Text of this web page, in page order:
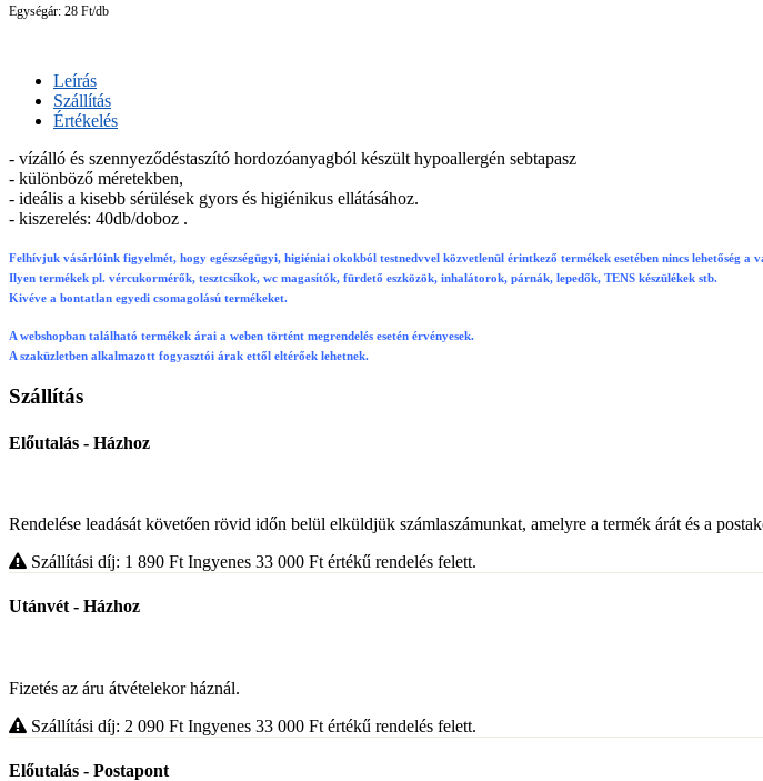
Egységár: 28 Ft/db
Leírás
Szállítás
Értékelés
- vízálló és szennyeződéstaszító hordozóanyagból készült hypoallergén sebtapasz
- különböző méretekben,
- ideális a kisebb sérülések gyors és higiénikus ellátásához.
- kiszerelés: 40db/doboz .
Felhívjuk vásárlóink figyelmét, hogy egészségügyi, higiéniai okokból testnedvvel közvetlenül érintkező termékek esetében nincs lehetőség
Ilyen termékek pl. vércukormérők, tesztcsíkok, wc magasítók, fürdető eszközök, inhalátorok, párnák, lepedők, TENS készülékek stb.
Kivéve a bontatlan egyedi csomagolású termékeket.
A webshopban található termékek árai a weben történt megrendelés esetén érvényesek.
A szaküzletben alkalmazott fogyasztói árak ettől eltérőek lehetnek.
Szállítás
Előutalás - Házhoz
Rendelése leadását követően rövid időn belül elküldjük számlaszámunkat, amelyre a termék árát és a
Szállítási díj: 1 890 Ft Ingyenes 33 000 Ft értékű rendelés felett.
Utánvét - Házhoz
Fizetés az áru átvételekor háznál.
Szállítási díj: 2 090 Ft Ingyenes 33 000 Ft értékű rendelés felett.
Előutalás - Postapont